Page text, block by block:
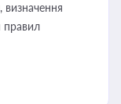
визначення
правил